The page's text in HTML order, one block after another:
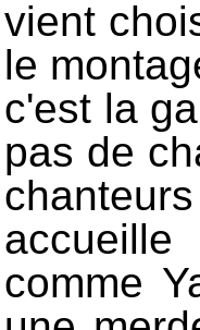
vient
le
c'est la
pas de
comme